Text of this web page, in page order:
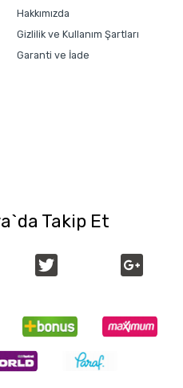
Hakkımızda
Gizlilik ve Kullanım Şartları
Garanti ve İade
Takip Et